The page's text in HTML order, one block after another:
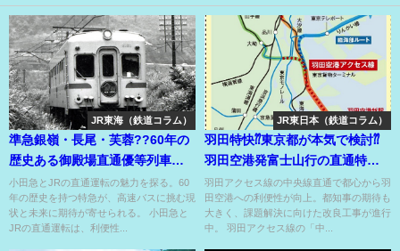
JR東海（鉄道コラム）
準急銀嶺・長尾・芙蓉??60年の
歴史ある御殿場直通優等列車が
ピンチを迎える??
小田急とJRの直通運転の魅力を探る。60
年の歴史を持つ特急が、高速バスに挑む現
状と未来に期待が寄せられる。 小田急と
JRの直通運転は、利便性...
JR東日本（鉄道コラム）
羽田特快⁇東京都が本気で検討⁇
羽田空港発富士山行の直通特急
も夢ではない!?
羽田アクセス線の中央線直通で都心から羽
田空港への利便性が向上。都知事の期待も
大きく、課題解決に向けた改良工事が進行
中。 羽田アクセス線の「中...